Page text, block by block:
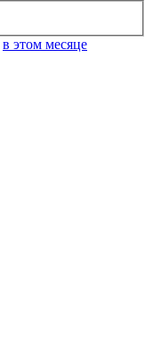
в этом месяце